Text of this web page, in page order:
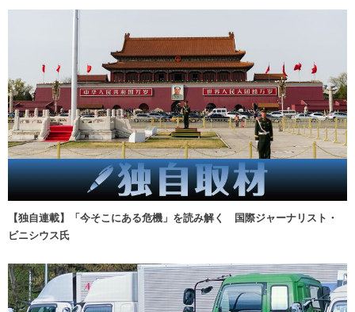
【独自連載】「今そこにある危機」を読み解く 国際ジャーナリスト・
ビニシウス氏